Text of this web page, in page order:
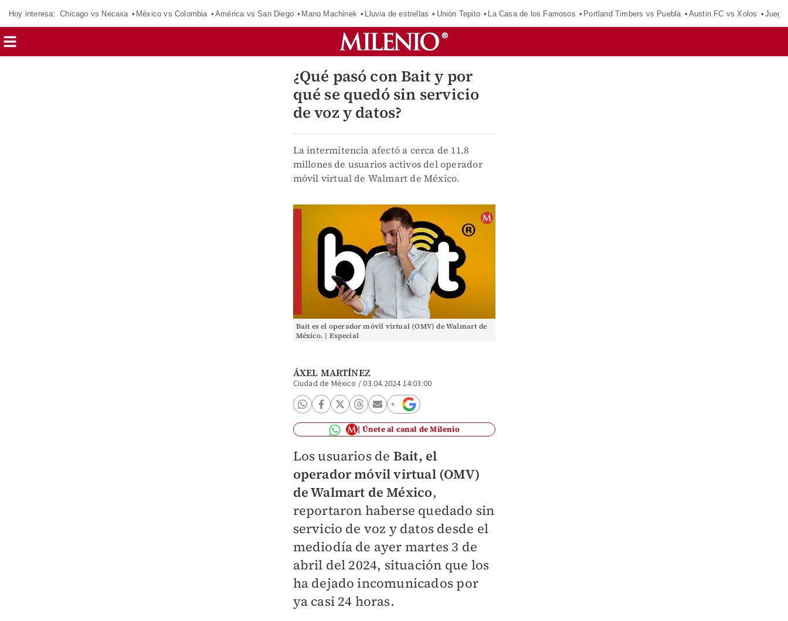
Hoy interesa: Chicago vs Necaxa México vs Colombia América vs San Diego Mano Machinek Lluvia de estrellas Unión Tepito La Casa de los Famosos Portland Timbers vs Puebla Austin FC vs Xolos
¿Qué pasó con Bait y por
qué se quedó sin servicio
de voz y datos?
La intermitencia afectó a cerca de 11.8
millones de usuarios activos del operador
móvil virtual de Walmart de México.
Bait es el operador móvil virtual (OMV) de Walmart de
México. | Especial
ÁXEL MARTÍNEZ
Ciudad de México /03.04.2024 14:03:00
Únete al canal de Milenio
Los usuarios de Bait, el
operador móvil virtual (OMV)
de Walmart de México,
reportaron haberse quedado sin
servicio de voz y datos desde el
mediodía de ayer martes 3 de
abril del 2024, situación que los
ha dejado incomunicados por
ya casi 24 horas.